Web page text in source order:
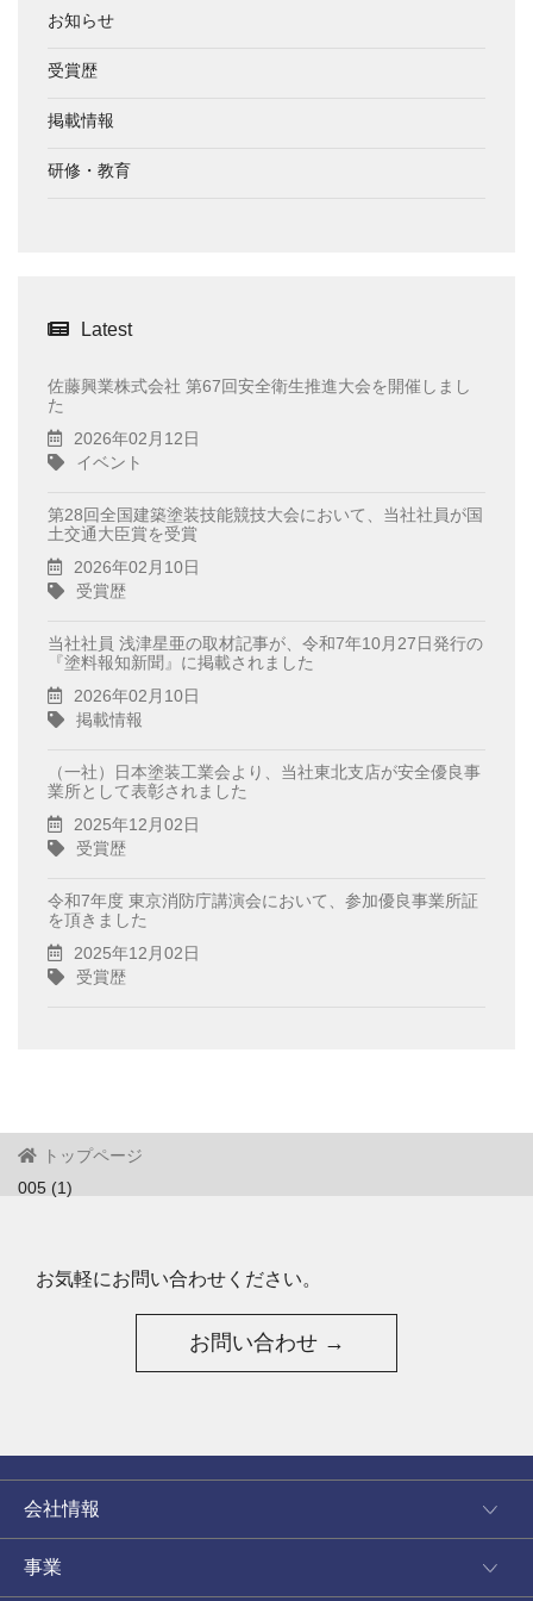
お知らせ
受賞歴
掲載情報
研修・教育
Latest
佐藤興業株式会社 第67回安全衛生推進大会を開催しまし
た
2026年02月12日
イベント
第28回全国建築塗装技能競技大会において、当社社員が国
土交通大臣賞を受賞
2026年02月10日
受賞歴
当社社員 浅津星亜の取材記事が、令和7年10月27日発行の
『塗料報知新聞』に掲載されました
2026年02月10日
掲載情報
（一社）日本塗装工業会より、当社東北支店が安全優良事
業所として表彰されました
2025年12月02日
受賞歴
令和7年度 東京消防庁講演会において、参加優良事業所証
を頂きました
2025年12月02日
受賞歴
トップページ
005 (1)
お気軽にお問い合わせください。
お問い合わせ →
会社情報
事業